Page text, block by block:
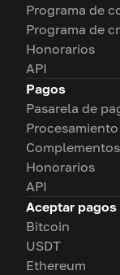
Programa de
Programa de
Honorarios
API
Pagos
Pasarela de
Honorarios
API
Aceptar pagos
Bitcoin
USDT
Ethereum